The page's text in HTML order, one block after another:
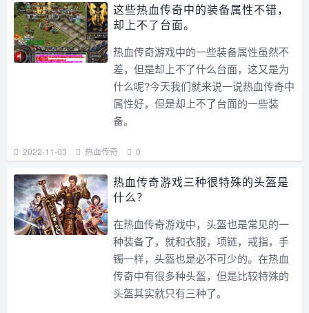
这些热血传奇中的装备属性不错，
却上不了台面。
热血传奇游戏中的一些装备属性虽然不
差，但是却上不了什么台面，这又是为
什么呢?今天我们就来说一说热血传奇中
属性好，但是却上不了台面的一些装
备。
2022-11-03 热血传奇 0
热血传奇游戏三种很特殊的头盔是
什么？
在热血传奇游戏中，头盔也是常见的一
种装备了，就和衣服，项链，戒指，手
镯一样，头盔也是必不可少的。在热血
传奇中有很多种头盔，但是比较特殊的
头盔其实就只有三种了。